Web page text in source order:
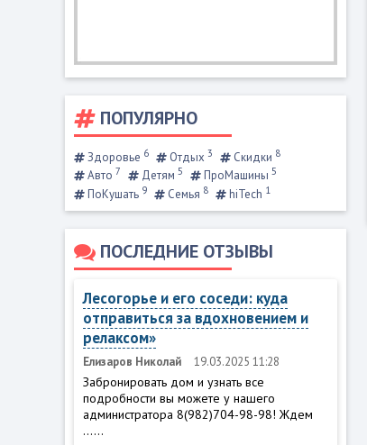
ПОПУЛЯРНО
Здоровье 6 Отдых 3 Скидки 8
Авто 7 Детям 5 ПроМашины 5
ПоКушать 9 Семья 8 hiTech 1
ПОСЛЕДНИЕ ОТЗЫВЫ
Лесогорье и его соседи: куда
отправиться за вдохновением и
релаксом»
Елизаров Николай 19.03.2025 11:28
Забронировать дом и узнать все
подробности вы можете у нашего
администратора 8(982)704-98-98! Ждем
......